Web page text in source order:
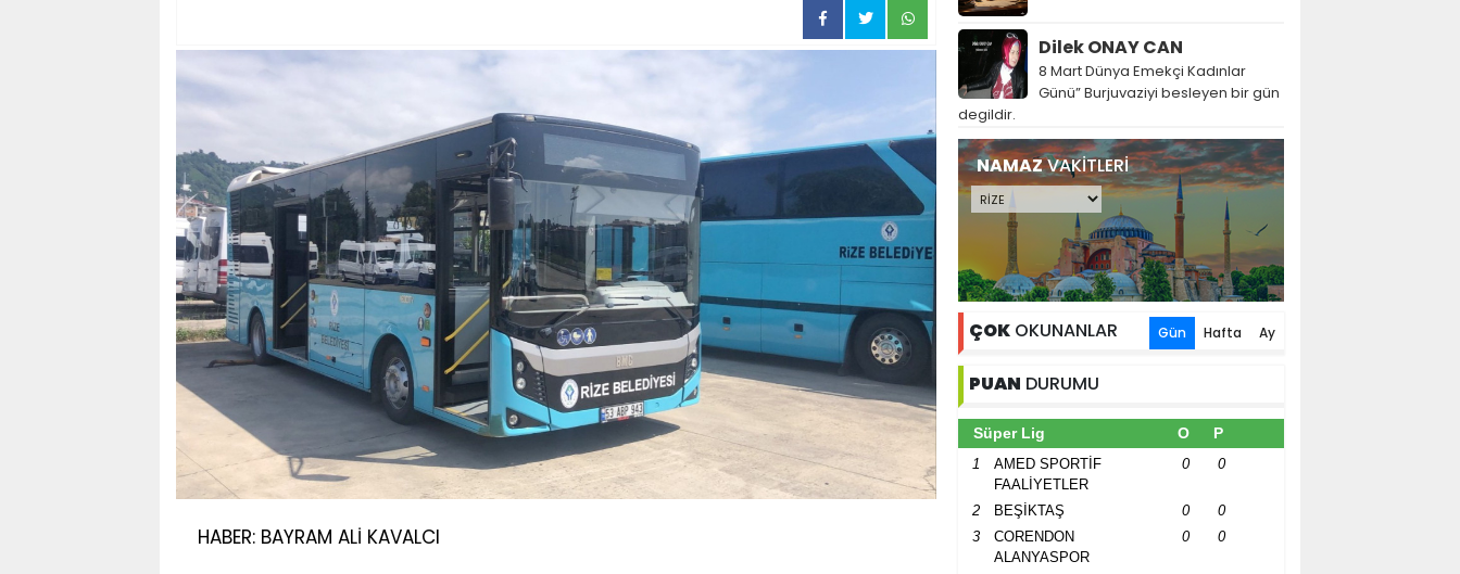
HABER: BAYRAM ALİ KAVALCI
Dilek ONAY CAN
8 Mart Dünya Emekçi Kadınlar
Günü” Burjuvaziyi besleyen bir gün
degildir.
NAMAZVAKİTLERİ
ÇOK OKUNANLAR Gün Hafta Ay
PUAN DURUMU
Süper Lig O P
1
AMED SPORTİF
FAALİYETLER
0 0
2 BEŞİKTAŞ 0
0
3
CORENDON
ALANYASPOR
0 0